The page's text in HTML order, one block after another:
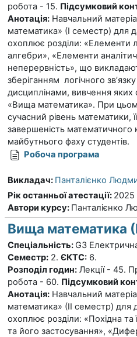
робота - 15. Підсумковий
Анотація: Навчальний
математика» (І семестр) для
охоплює розділи: «Елементи
алгебри», «Елементи
неперервність», що
зберіганням логічного
дисциплінами, вивчення яких
«Вища математика». При
сучасний рівень математики,
завершеність математичного
майбутнього фаху студентів.
Робоча програма
Викладач: Панталієнко
Рік останньої атестації: 2025
Автори курсу: Панталієнко
Вища математика
Спеціальність: G3
Семестр: 2. ЄКТС: 6.
Розподіл годин: Лекції - 45.
робота - 60. Підсумковий
Анотація: Навчальний
математика» (ІІ семестр) для
охоплює розділи: «Похідна та
та його застосування», «